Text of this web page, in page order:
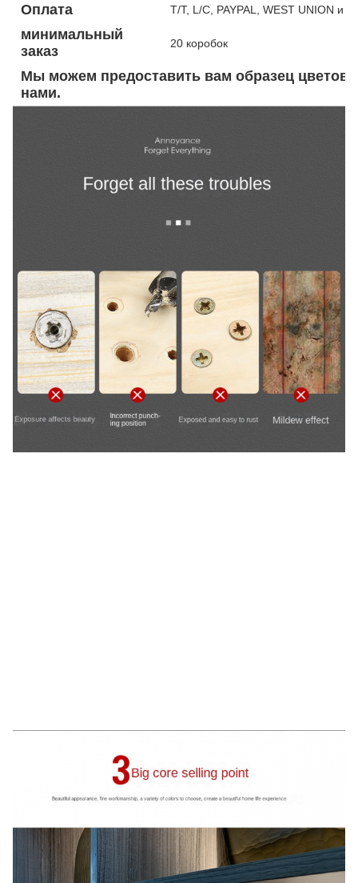
Оплата T/T, L/C, PAYPAL, WEST UNION и т.
минимальный
заказ
20 коробок
Мы можем предоставить вам образец
нами.